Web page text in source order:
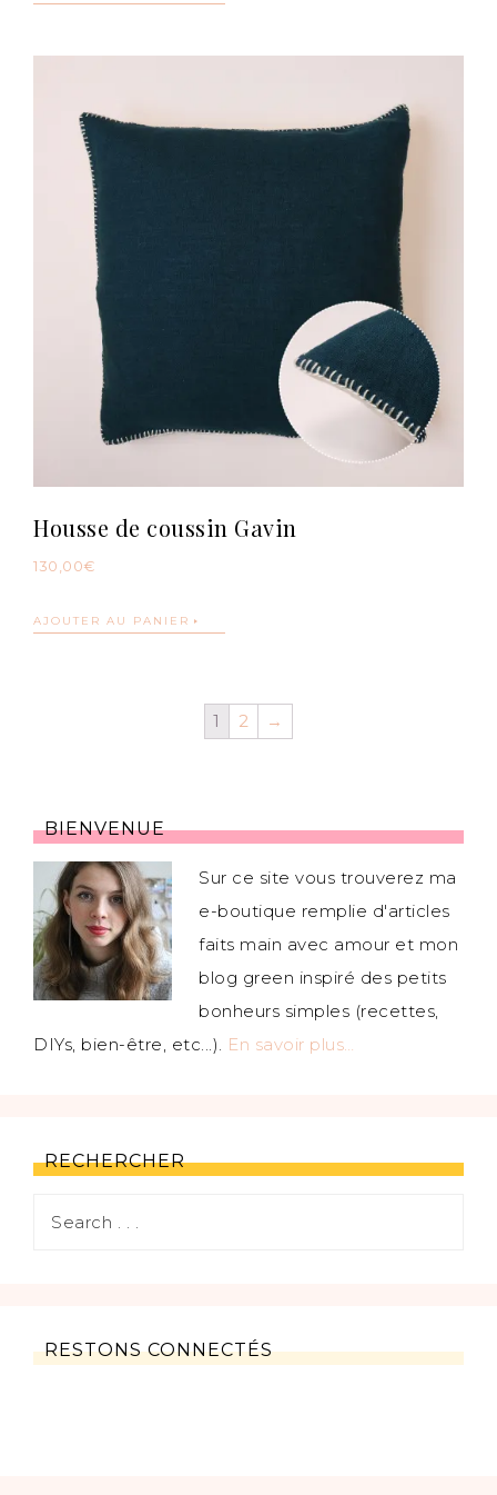
Housse de coussin Gavin
130,00€
AJOUTER AU PANIER
1 2 →
BIENVENUE
Sur ce site vous trouverez ma
e-boutique remplie d'articles
faits main avec amour et mon
blog green inspiré des petits
bonheurs simples (recettes,
DIYs, bien-être, etc...).
En savoir plus…
RECHERCHER
RESTONS CONNECTÉS